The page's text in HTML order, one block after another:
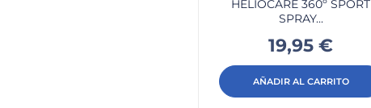
HELIOCARE 360º SPORT
SPRAY...
Precio
19,95 €
AÑADIR AL CARRITO